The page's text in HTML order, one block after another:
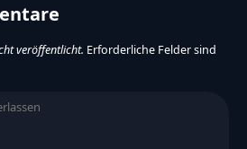
veröffentlicht. Erforderliche Felder sind